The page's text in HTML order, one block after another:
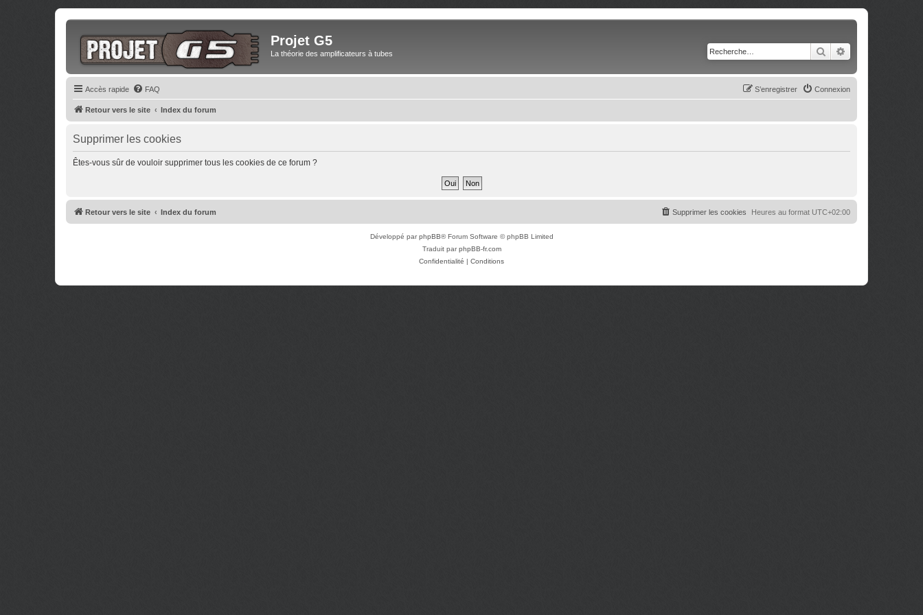
Projet G5
La théorie des amplificateurs à tubes Rechercher
Accès rapide FAQ Connexion
S’enregistrer
Retour vers le site Index du forum
Supprimer les cookies
Êtes-vous sûr de vouloir supprimer tous les cookies de ce forum ?
Retour vers le site Index du forum Heures au format UTC+02:00
Supprimer les cookies
Développé parphpBB® Forum Software © phpBB Limited
Traduit parphpBB-fr.com
Confidentialité | Conditions